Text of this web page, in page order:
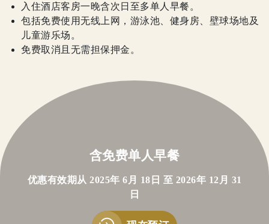
入住酒店客房一晚含次日至多单人早餐。
包括免费使用无线上网，游泳池、健身房、壁球场地及
儿童游乐场。
免费取消且无需担保押金。
含免费单人早餐
优惠有效期从 2025年 6月 18日 至 2026年 12月 31
日